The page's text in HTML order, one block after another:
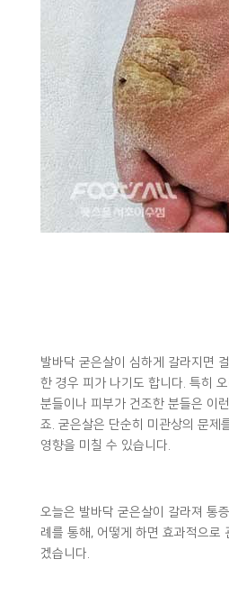
발바닥 굳은살이 심하게 갈라지면
한 경우 피가 나기도 합니다. 특히
분들이나 피부가 건조한 분들은 이
죠. 굳은살은 단순히 미관상의 문제
영향을 미칠 수 있습니다.
오늘은 발바닥 굳은살이 갈라져 통
례를 통해, 어떻게 하면 효과적으로
겠습니다.